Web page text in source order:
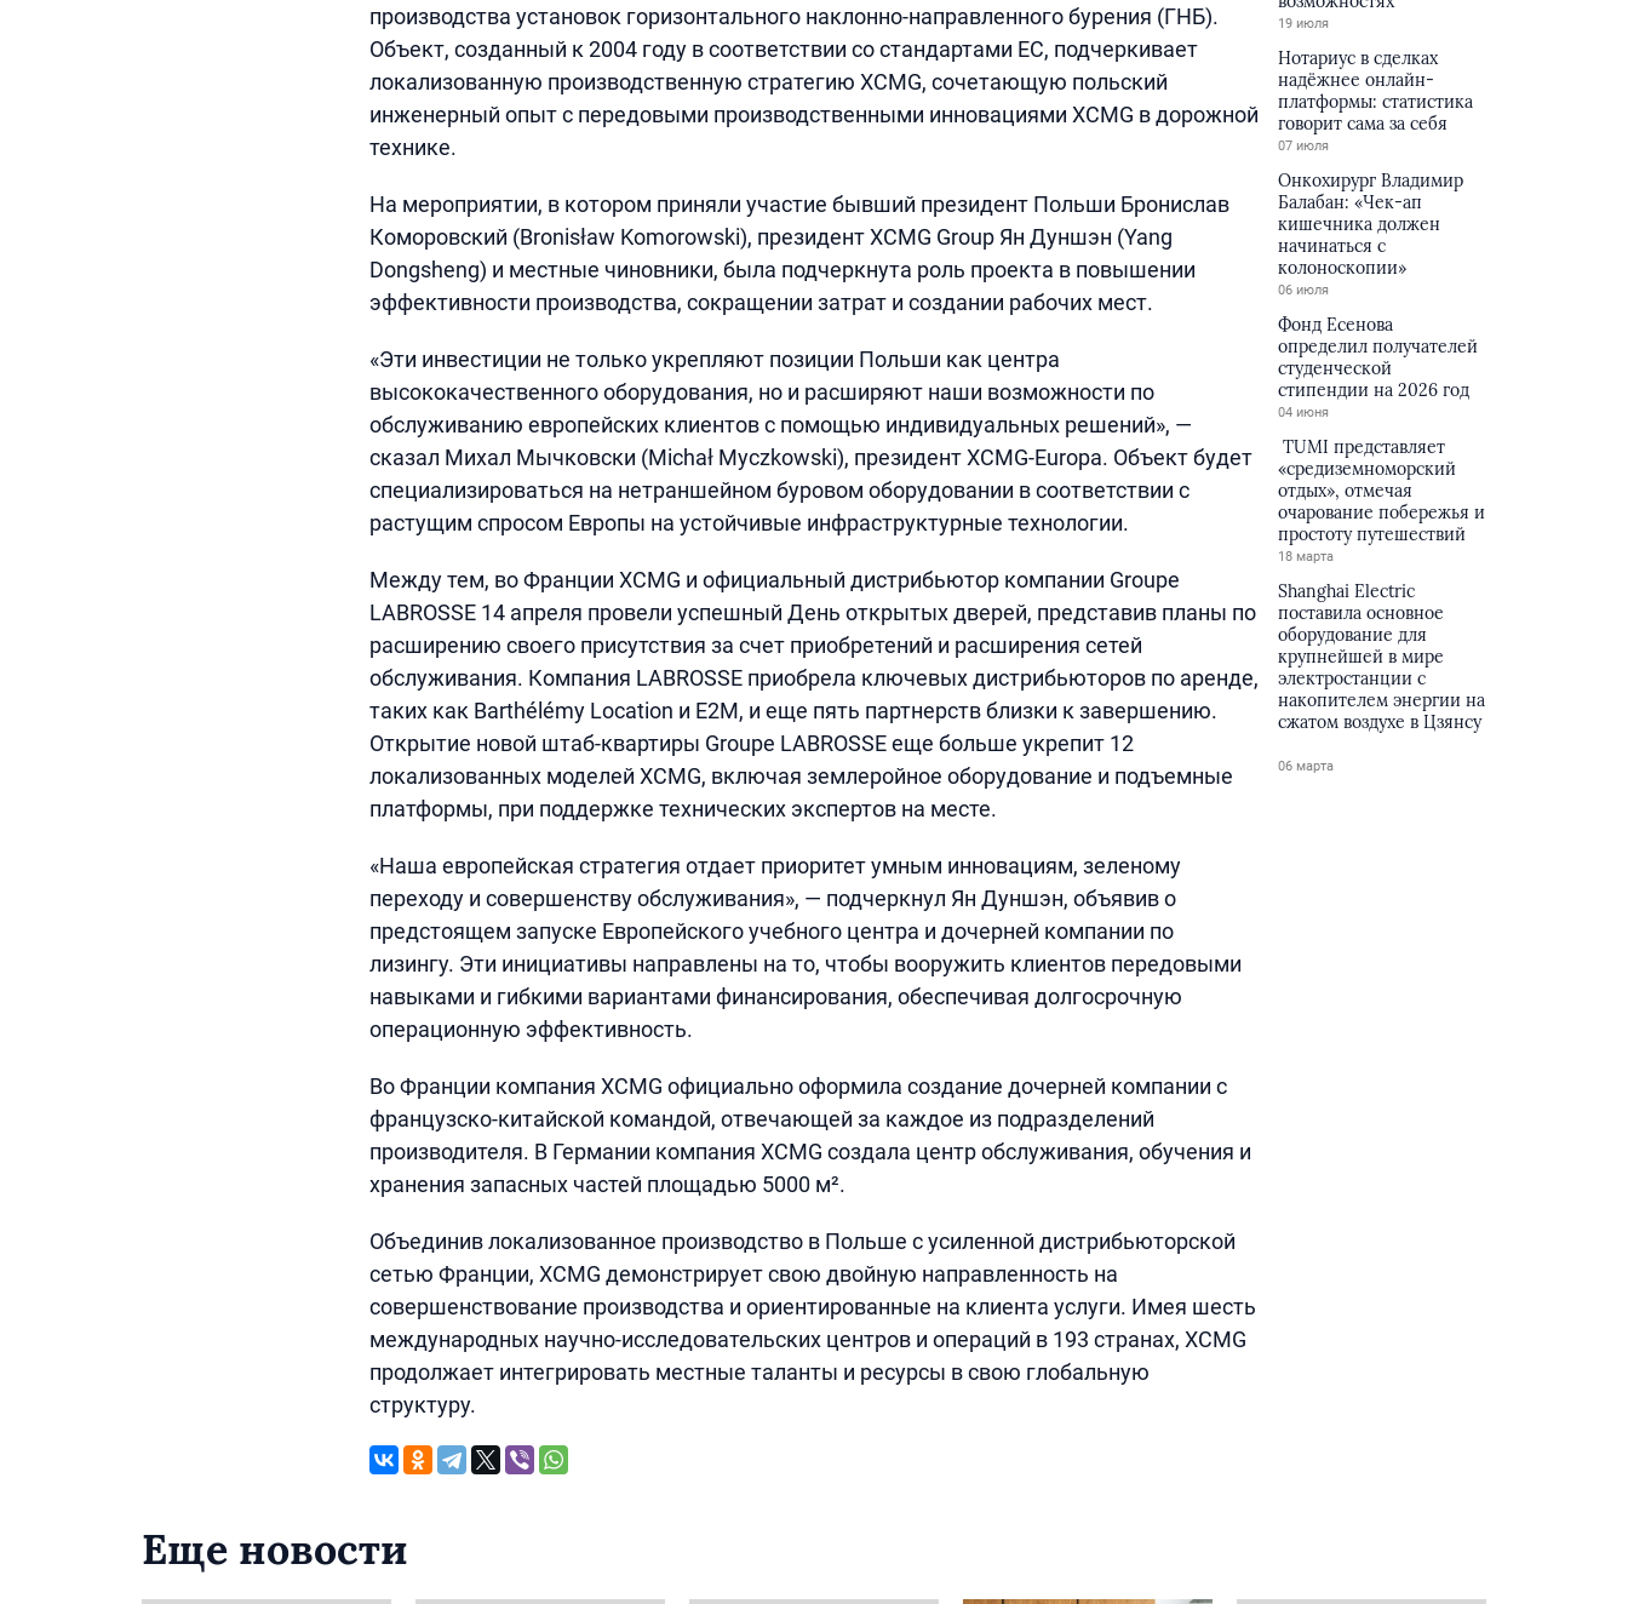
производства установок горизонтального наклонно-направленного бурения (ГНБ).
Объект, созданный к 2004 году в соответствии со стандартами ЕС, подчеркивает
локализованную производственную стратегию XCMG, сочетающую польский
инженерный опыт с передовыми производственными инновациями XCMG в дорожной
технике.
На мероприятии, в котором приняли участие бывший президент Польши Бронислав
Коморовский (Bronisław Komorowski), президент XCMG Group Ян Дуншэн (Yang
Dongsheng) и местные чиновники, была подчеркнута роль проекта в повышении
эффективности производства, сокращении затрат и создании рабочих мест.
«Эти инвестиции не только укрепляют позиции Польши как центра
высококачественного оборудования, но и расширяют наши возможности по
обслуживанию европейских клиентов с помощью индивидуальных решений», —
сказал Михал Мычковски (Michał Myczkowski), президент XCMG-Europa. Объект будет
специализироваться на нетраншейном буровом оборудовании в соответствии с
растущим спросом Европы на устойчивые инфраструктурные технологии.
Между тем, во Франции XCMG и официальный дистрибьютор компании Groupe
LABROSSE 14 апреля провели успешный День открытых дверей, представив планы по
расширению своего присутствия за счет приобретений и расширения сетей
обслуживания. Компания LABROSSE приобрела ключевых дистрибьюторов по аренде,
таких как Barthélémy Location и E2M, и еще пять партнерств близки к завершению.
Открытие новой штаб-квартиры Groupe LABROSSE еще больше укрепит 12
локализованных моделей XCMG, включая землеройное оборудование и подъемные
платформы, при поддержке технических экспертов на месте.
«Наша европейская стратегия отдает приоритет умным инновациям, зеленому
переходу и совершенству обслуживания», — подчеркнул Ян Дуншэн, объявив о
предстоящем запуске Европейского учебного центра и дочерней компании по
лизингу. Эти инициативы направлены на то, чтобы вооружить клиентов передовыми
навыками и гибкими вариантами финансирования, обеспечивая долгосрочную
операционную эффективность.
Во Франции компания XCMG официально оформила создание дочерней компании с
французско-китайской командой, отвечающей за каждое из подразделений
производителя. В Германии компания XCMG создала центр обслуживания, обучения и
хранения запасных частей площадью 5000 м².
Объединив локализованное производство в Польше с усиленной дистрибьюторской
сетью Франции, XCMG демонстрирует свою двойную направленность на
совершенствование производства и ориентированные на клиента услуги. Имея шесть
международных научно-исследовательских центров и операций в 193 странах, XCMG
продолжает интегрировать местные таланты и ресурсы в свою глобальную
структуру.
19 июля
Нотариус в сделках
надёжнее онлайн-
платформы: статистика
говорит сама за себя
07 июля
Онкохирург Владимир
Балабан: «Чек-ап
кишечника должен
начинаться с
колоноскопии»
06 июля
Фонд Есенова
определил получателей
студенческой
стипендии на 2026 год
04 июня
TUMI представляет
«средиземноморский
отдых», отмечая
очарование побережья и
простоту путешествий
18 марта
Shanghai Electric
поставила основное
оборудование для
крупнейшей в мире
электростанции с
накопителем энергии на
сжатом воздухе в Цзянсу
06 марта
Еще новости